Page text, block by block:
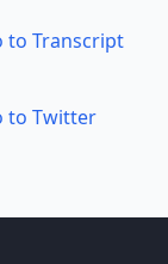
to Transcript
to Twitter